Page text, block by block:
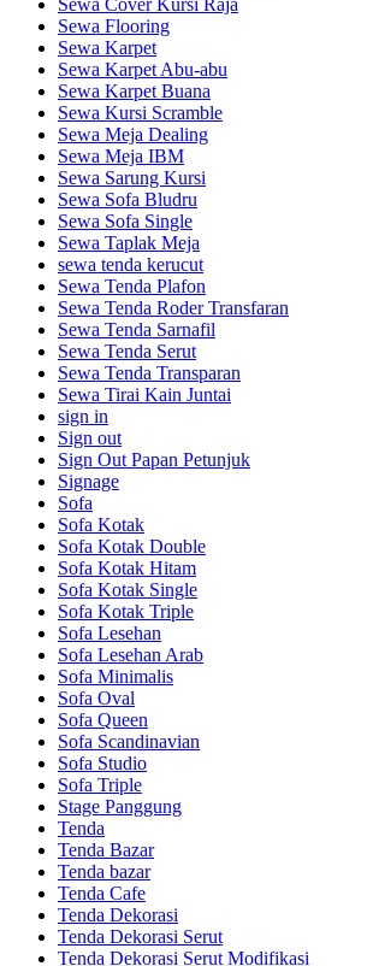
Sewa Cover Kursi Raja
Sewa Flooring
Sewa Karpet
Sewa Karpet Abu-abu
Sewa Karpet Buana
Sewa Kursi Scramble
Sewa Meja Dealing
Sewa Meja IBM
Sewa Sarung Kursi
Sewa Sofa Bludru
Sewa Sofa Single
Sewa Taplak Meja
sewa tenda kerucut
Sewa Tenda Plafon
Sewa Tenda Roder Transfaran
Sewa Tenda Sarnafil
Sewa Tenda Serut
Sewa Tenda Transparan
Sewa Tirai Kain Juntai
sign in
Sign out
Sign Out Papan Petunjuk
Signage
Sofa
Sofa Kotak
Sofa Kotak Double
Sofa Kotak Hitam
Sofa Kotak Single
Sofa Kotak Triple
Sofa Lesehan
Sofa Lesehan Arab
Sofa Minimalis
Sofa Oval
Sofa Queen
Sofa Scandinavian
Sofa Studio
Sofa Triple
Stage Panggung
Tenda
Tenda Bazar
Tenda bazar
Tenda Cafe
Tenda Dekorasi
Tenda Dekorasi Serut
Tenda Dekorasi Serut Modifikasi